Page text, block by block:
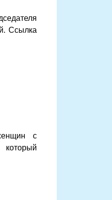
Ссылка
с